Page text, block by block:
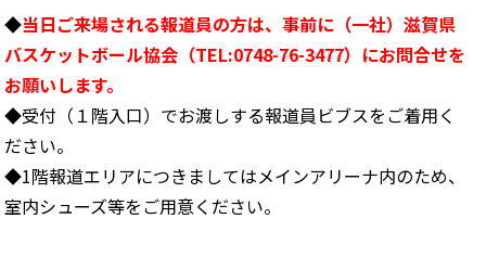
◆当日ご来場される報道員の方は、事前に（一社）滋賀県
バスケットボール協会（TEL:0748-76-3477）にお問合せを
お願いします。
◆受付（１階入口）でお渡しする報道員ビブスをご着用く
ださい。
◆1階報道エリアにつきましてはメインアリーナ内のため、
室内シューズ等をご用意ください。